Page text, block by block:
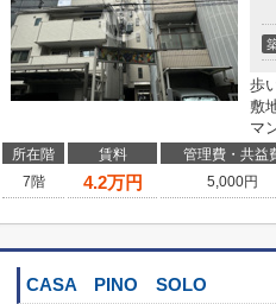
歩
敷
マ
所在階 賃料 管理費・共益
7階
4.2万円 5,000円
CASA PINO SOLO